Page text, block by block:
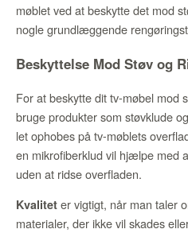
møblet ved at beskytte det mod
nogle grundlæggende
Beskyttelse Mod Støv og
For at beskytte dit tv-møbel mod
bruge produkter som støvklude
let ophobes på tv-møblets
en mikrofiberklud vil hjælpe med
uden at ridse overfladen.
Kvalitet er vigtigt, når man taler
materialer, der ikke vil skades